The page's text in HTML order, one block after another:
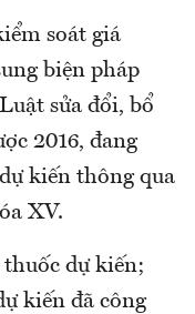
soát giá
biện pháp
sửa đổi, bổ
2016, đang
kiến thông qua
XV.
thuốc dự kiến;
kiến đã công